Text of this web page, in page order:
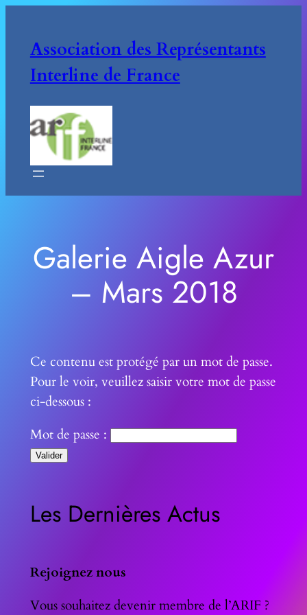
contenu
Association des Représentants
Interline de France
Galerie Aigle Azur
– Mars 2018
Ce contenu est protégé par un mot de passe.
Pour le voir, veuillez saisir votre mot de passe
ci-dessous :
Mot de passe :
Les Dernières Actus
Rejoignez nous
Vous souhaitez devenir membre de l’ARIF ?